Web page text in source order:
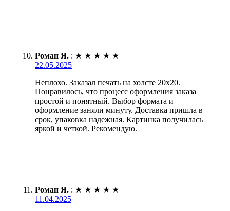
Роман Я. : ★ ★ ★ ★ ★
22.05.2025
Неплохо. Заказал печать на холсте 20х20.
Понравилось, что процесс оформления заказа
простой и понятный. Выбор формата и
оформление заняли минуту. Доставка пришла в
срок, упаковка надежная. Картинка получилась
яркой и четкой. Рекомендую.
Роман Я. : ★ ★ ★ ★ ★
11.04.2025